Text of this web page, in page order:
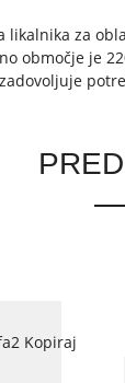
za
območje je